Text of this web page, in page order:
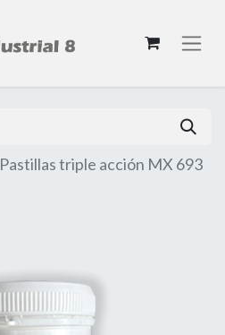
Pastillas triple acción MX 693